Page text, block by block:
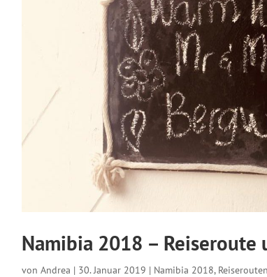
Namibia 2018 –
von Andrea | 30. Januar 2019 | Namibia 2018,